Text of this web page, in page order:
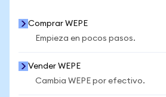
Comprar WEPE
Empieza en pocos pasos.
Vender WEPE
Cambia WEPE por efectivo.